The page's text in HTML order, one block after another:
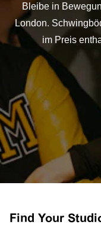
Bleibe in
London.
im Preis
Find Your